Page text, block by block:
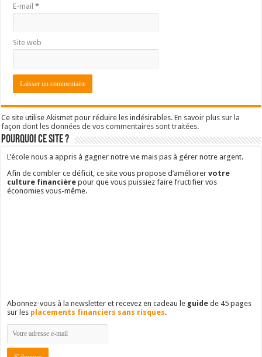
E-mail*
Site web
Ce site utilise Akismet pour réduire les indésirables.En savoir plus sur la
façon dont les données de vos commentaires sont traitées.
Pourquoi ce site ?
L’école nous a appris à gagner notre vie mais pas à gérer notre argent.
Afin de combler ce déficit, ce site vous propose d’améliorervotre
culture financière pour que vous puissiez faire fructifier vos
économies vous-même.
Abonnez-vous à la newsletter et recevez en cadeau le guide de 45 pages
sur les placements financiers sans risques.